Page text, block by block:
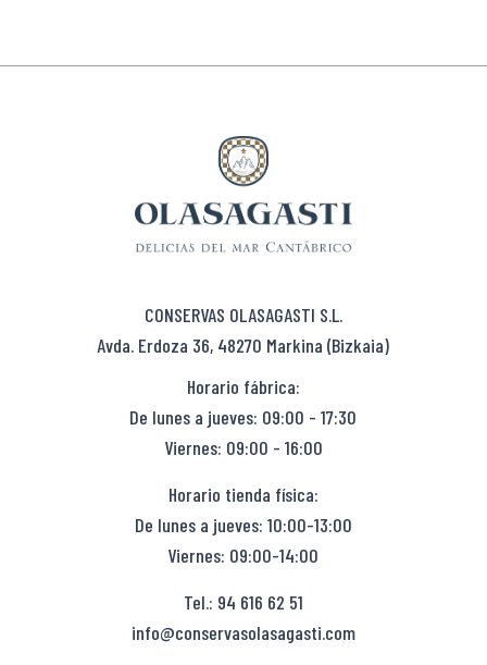
CONSERVAS OLASAGASTI S.L.
Avda. Erdoza 36, 48270 Markina (Bizkaia)
Horario fábrica:
De lunes a jueves: 09:00 - 17:30
Viernes: 09:00 - 16:00
Horario tienda física:
De lunes a jueves: 10:00-13:00
Viernes: 09:00-14:00
Tel.: 94 616 62 51
info@conservasolasagasti.com